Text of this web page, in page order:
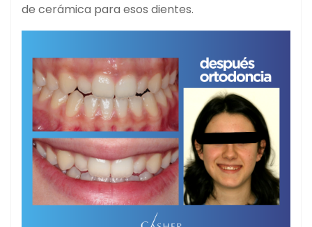
de cerámica para esos dientes.